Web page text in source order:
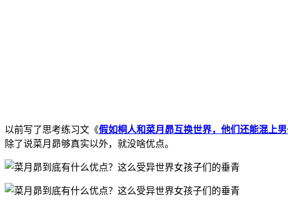
以前写了思考练习文《假如桐人和菜月昴互换世界，他们还能混上
除了说菜月昴够真实以外，就没啥优点。